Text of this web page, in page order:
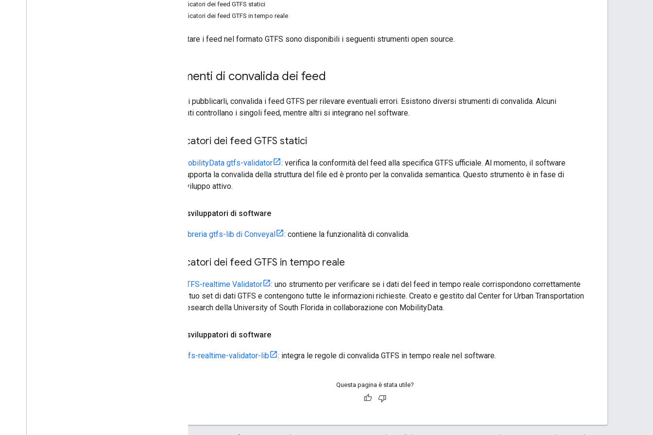
Verificatori dei feed GTFS statici
Verificatori dei feed GTFS in tempo reale
Per testare i feed nel formato GTFS sono disponibili i seguenti strumenti open source.
Strumenti di convalida dei feed
Prima di pubblicarli, convalida i feed GTFS per rilevare eventuali errori. Esistono diversi strumenti di convalida. Alcuni
strumenti controllano i singoli feed, mentre altri si integrano nel software.
Verificatori dei feed GTFS statici
MobilityData gtfs-validator
: verifica la conformità del feed alla specifica GTFS ufficiale. Al momento, il software
supporta la convalida della struttura del file ed è pronto per la convalida semantica. Questo strumento è in fase di
sviluppo attivo.
Per gli sviluppatori di software
Libreria gtfs-lib di Conveyal : contiene la funzionalità di convalida.
Verificatori dei feed GTFS in tempo reale
GTFS-realtime Validator
: uno strumento per verificare se i dati del feed in tempo reale corrispondono correttamente
al tuo set di dati GTFS e contengono tutte le informazioni richieste. Creato e gestito dal Center for Urban Transportation
Research della University of South Florida in collaborazione con MobilityData.
Per gli sviluppatori di software
gtfs-realtime-validator-lib : integra le regole di convalida GTFS in tempo reale nel software.
Questa pagina è stata utile?